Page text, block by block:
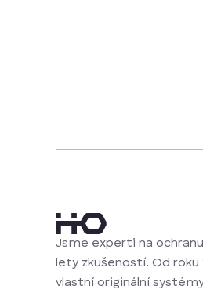
Jsme experti na
lety zkušeností. Od
vlastní originální